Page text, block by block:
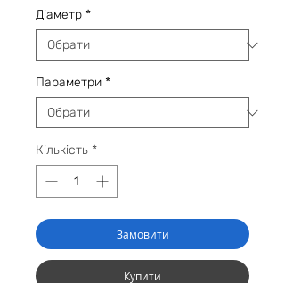
Діаметр *
Параметри *
Кількість *
Замовити
Купити